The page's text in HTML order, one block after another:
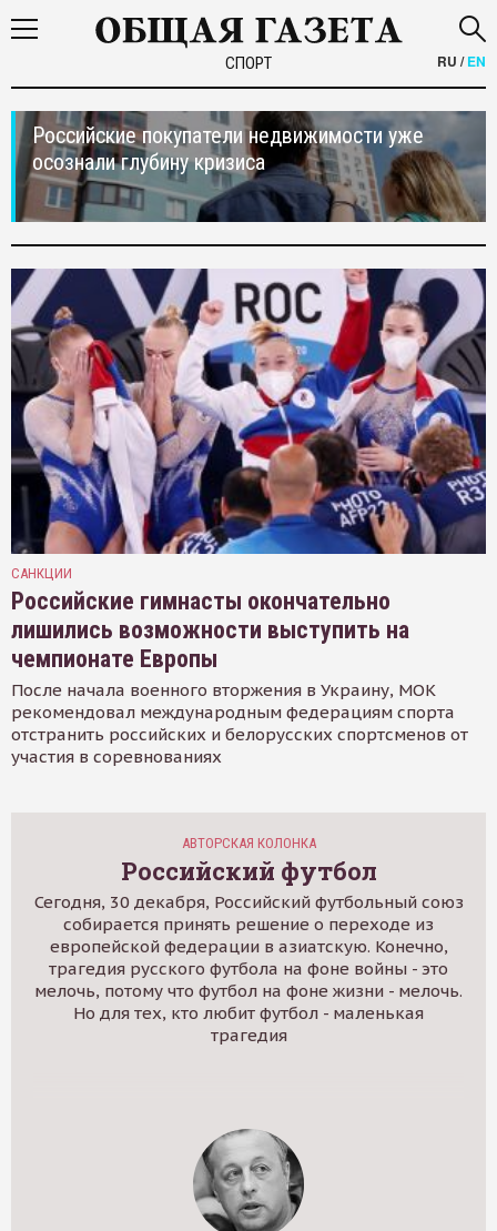
СПОРТ RU /EN
Российские покупатели недвижимости уже
осознали глубину кризиса
САНКЦИИ
Российские гимнасты окончательно
лишились возможности выступить на
чемпионате Европы
После начала военного вторжения в Украину, МОК
рекомендовал международным федерациям спорта
отстранить российских и белорусских спортсменов от
участия в соревнованиях
АВТОРСКАЯ КОЛОНКА
Российский футбол
Сегодня, 30 декабря, Российский футбольный союз
собирается принять решение о переходе из
европейской федерации в азиатскую. Конечно,
трагедия русского футбола на фоне войны - это
мелочь, потому что футбол на фоне жизни - мелочь.
Но для тех, кто любит футбол - маленькая
трагедия